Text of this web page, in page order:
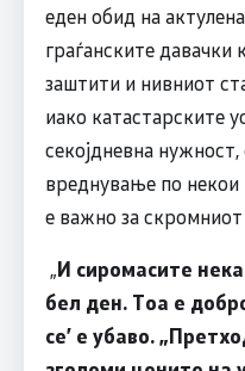
еден обид на
граѓанските
заштити и нивниот
иако катастарските
секојдневна
вреднување по некои
е важно за
„И сиромасите
бел ден. Тоа е
се’ е убаво.